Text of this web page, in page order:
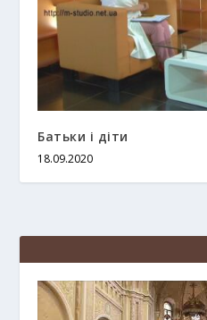
Батьки і діти
18.09.2020